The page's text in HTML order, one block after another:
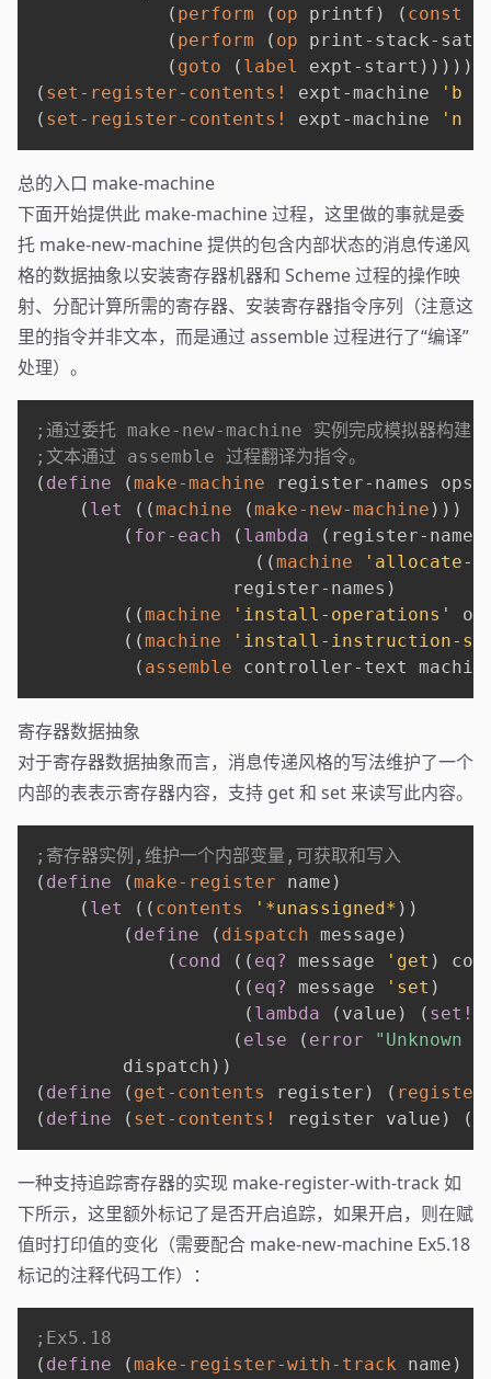
( perform ( op printf ) ( const
( perform ( op print-stack-
( goto ( label expt-start ) ) ) ) )
( set-register-contents! expt-machine 'b
( set-register-contents! expt-machine 'n
总的入口 make-machine
下面开始提供此 make-machine 过程，这里做的事就是委
托 make-new-machine 提供的包含内部状态的消息传递风
格的数据抽象以安装寄存器机器和 Scheme 过程的操作映
射、分配计算所需的寄存器、安装寄存器指令序列（注意这
里的指令并非文本，而是通过 assemble 过程进行了“编译”
处理）。
;通过委托 make-new-machine 实例完成模拟器构
;文本通过 assemble 过程翻译为指令。
( define (make-machine register-names
( let ( (machine (make-new-machine ) ) )
( for-each ( lambda ( register-name
( (machine
'allocate-
                  register-names
)
( (machine 'install-operations '
( (machine
'install-instruction-
( assemble controller-text
寄存器数据抽象
对于寄存器数据抽象而言，消息传递风格的写法维护了一个
内部的表表示寄存器内容，支持 get 和 set 来读写此内容。
;寄存器实例,维护一个内部变量,可获取和写入
( define (make-register name )
( let ( ( contents '*unassigned* ) )
( define ( dispatch message )
( cond ( ( eq? message 'get )
( ( eq? message 'set )
( lambda ( value ) ( set!
( else ( error
"Unknown
        dispatch
) )
( define ( get-contents register ) ( register
( define ( set-contents! register value ) (
一种支持追踪寄存器的实现 make-register-with-track 如
下所示，这里额外标记了是否开启追踪，如果开启，则在赋
值时打印值的变化（需要配合 make-new-machine Ex5.18
标记的注释代码工作）：
;Ex5.18
( define (make-register-with-track name )